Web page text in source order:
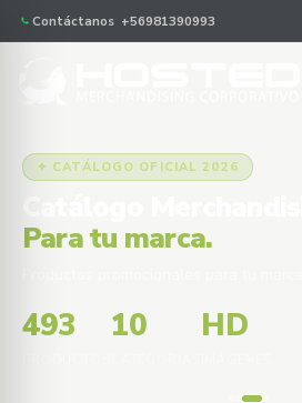
Contáctanos +56981390993
✦ CATÁLOGO OFICIAL 2026
Para tu marca.
493 10 HD